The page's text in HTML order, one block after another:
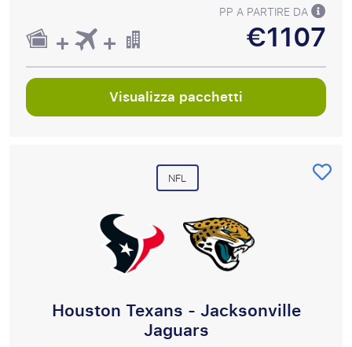
PP A PARTIRE DA
€1107
Visualizza pacchetti
NFL
Houston Texans - Jacksonville
Jaguars